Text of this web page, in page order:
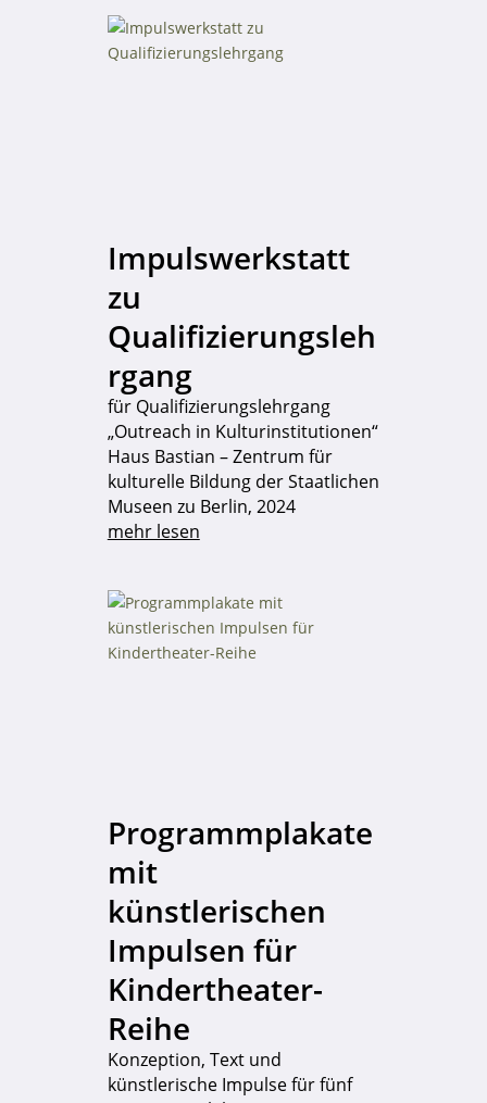
Impulswerkstatt
zu
Qualifizierungsleh
rgang
für Qualifizierungslehrgang
„Outreach in Kulturinstitutionen“
Haus Bastian – Zentrum für
kulturelle Bildung der Staatlichen
Museen zu Berlin, 2024
mehr lesen
Programmplakate
mit
künstlerischen
Impulsen für
Kindertheater-
Reihe
Konzeption, Text und
künstlerische Impulse für fünf